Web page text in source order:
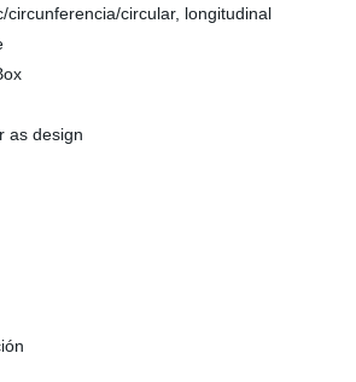
circunferencia/circular, longitudinal
as design